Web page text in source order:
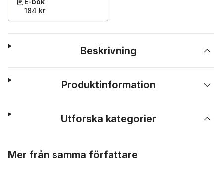
E-bok
184 kr
Beskrivning
Produktinformation
Utforska kategorier
Mer från samma författare